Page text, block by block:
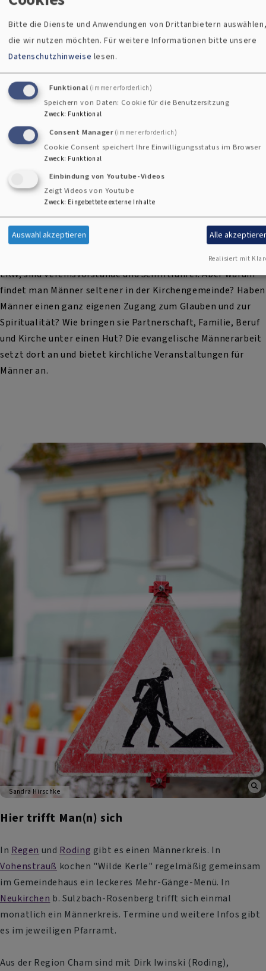
findet dann an drei verschiedenen Orten im Dekanat statt.
Mehr dazu bei den Berichten!
Bericht vom Dekanatsfrauentag 2026 in
Sulzbach-Rosenberg
Bericht vom Dekanatsfrauentag 2026 in
Cham
Männerarbeit im Dekanat
Sie spielen Fußball und betreuen Jugendmannschaften,
fahren ehrenamtlich im Rettungswagen oder Feuerwehr-
LKW, sind Vereinsvorstände und Schriftführer. Aber warum
findet man Männer seltener in der Kirchengemeinde? Haben
Männer einen ganz eigenen Zugang zum Glauben und zur
Spiritualität? Wie bringen sie Partnerschaft, Familie, Beruf
und Kirche unter einen Hut? Die evangelische Männerarbeit
setzt dort an und bietet kirchliche Veranstaltungen für
Männer an.
Sandra Hirschke
Hier trifft Man(n) sich
In Regen und Roding gibt es einen Männerkreis. In
Vohenstrauß kochen "Wilde Kerle" regelmäßig gemeinsam
im Gemeindehaus ein leckeres Mehr-Gänge-Menü. In
Neukirchen b. Sulzbach-Rosenberg trifft sich einmal
monatlich ein Männerkreis. Termine und weitere Infos gibt
es im jeweiligen Pfarramt.
Aus der Region Cham sind mit Dirk Iwinski (Roding),
Bitte die Dienste und Anwendungen von Drittanbietern
die wir nutzen möchten.Für weitere Informationen bitte unsere
Datenschutzhinweise lesen.
Funktional (immer erforderlich)
Speichern von Daten: Cookie für die Benutzersitzung
Zweck: Funktional
Consent Manager (immer erforderlich)
Cookie Consent speichert Ihre Einwilligungsstatus im Browser
Zweck: Funktional
Einbindung von Youtube-Videos
Zeigt Videos von Youtube
Zweck: Eingebettete externe Inhalte
Auswahl akzeptieren Alle
Realisiert mit